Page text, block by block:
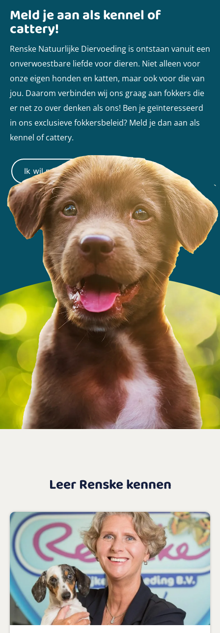
Meld je aan als kennel of
cattery!
Renske Natuurlijke Diervoeding is ontstaan vanuit een
onverwoestbare liefde voor dieren. Niet alleen voor
onze eigen honden en katten, maar ook voor die van
jou. Daarom verbinden wij ons graag aan fokkers die
er net zo over denken als ons! Ben je geïnteresseerd
in ons exclusieve fokkersbeleid? Meld je dan aan als
kennel of cattery.
Ik wil mijn kennel aanmelden
Ik wil mijn cattery aanmelden
Leer Renske kennen